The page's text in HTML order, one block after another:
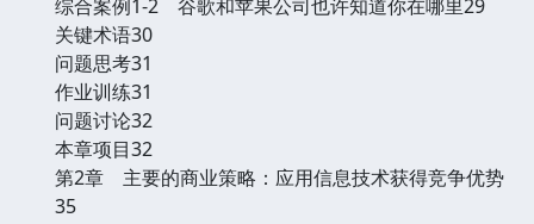
综合案例1-2 谷歌和苹果公司也许知道你在哪里29
关键术语30
问题思考31
作业训练31
问题讨论32
本章项目32
第2章 主要的商业策略：应用信息技术获得竞争优势
35